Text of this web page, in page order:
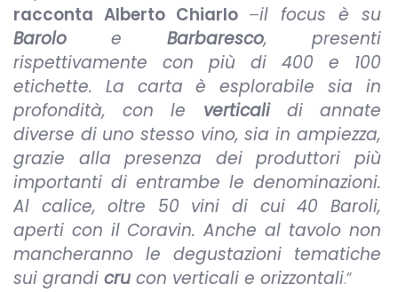
racconta Alberto Chiarlo–il focus è su
Barolo e Barbaresco, presenti
rispettivamente con più di 400 e 100
etichette. La carta è esplorabile sia in
profondità, con le verticalidi annate
diverse di uno stesso vino, sia in ampiezza,
grazie alla presenza dei produttori più
importanti di entrambe le denominazioni.
Al calice, oltre 50 vini di cui 40 Baroli,
aperti con il Coravin. Anche al tavolo non
mancheranno le degustazioni tematiche
sui grandi cru con verticali e orizzontali.”